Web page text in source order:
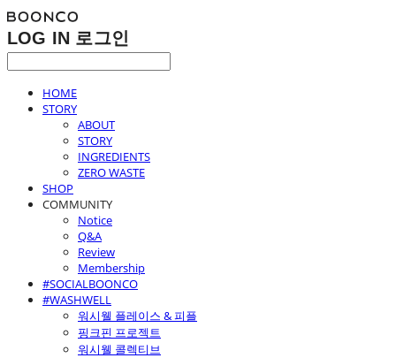
LOG IN 로그인
HOME
STORY
ABOUT
STORY
INGREDIENTS
ZERO WASTE
SHOP
COMMUNITY
Notice
Q&A
Review
Membership
#SOCIALBOONCO
#WASHWELL
워시웰 플레이스 & 피플
핑크핀 프로젝트
워시웰 콜렉티브